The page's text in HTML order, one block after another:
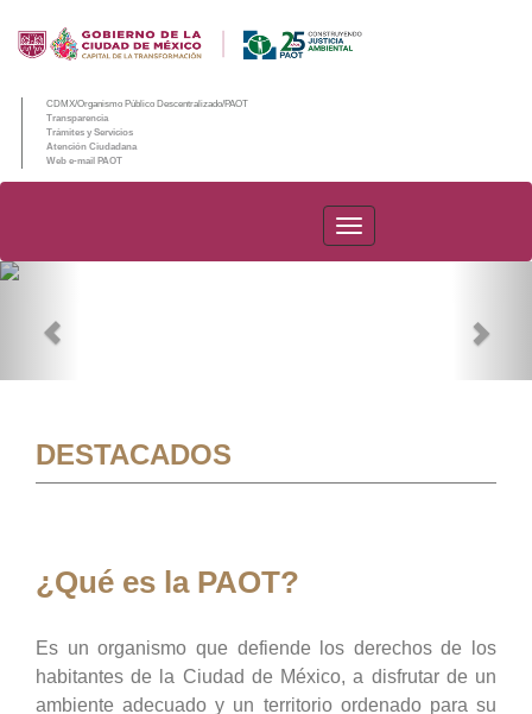
CDMX/Organismo Público Descentralizado/PAOT
Transparencia
Trámites y Servicios
Atención Ciudadana
Web e-mail PAOT
PAOT
DESTACADOS
¿Qué es la PAOT?
Es un organismo que defiende los derechos de los
habitantes de la Ciudad de México, a disfrutar de un
ambiente adecuado y un territorio ordenado para su